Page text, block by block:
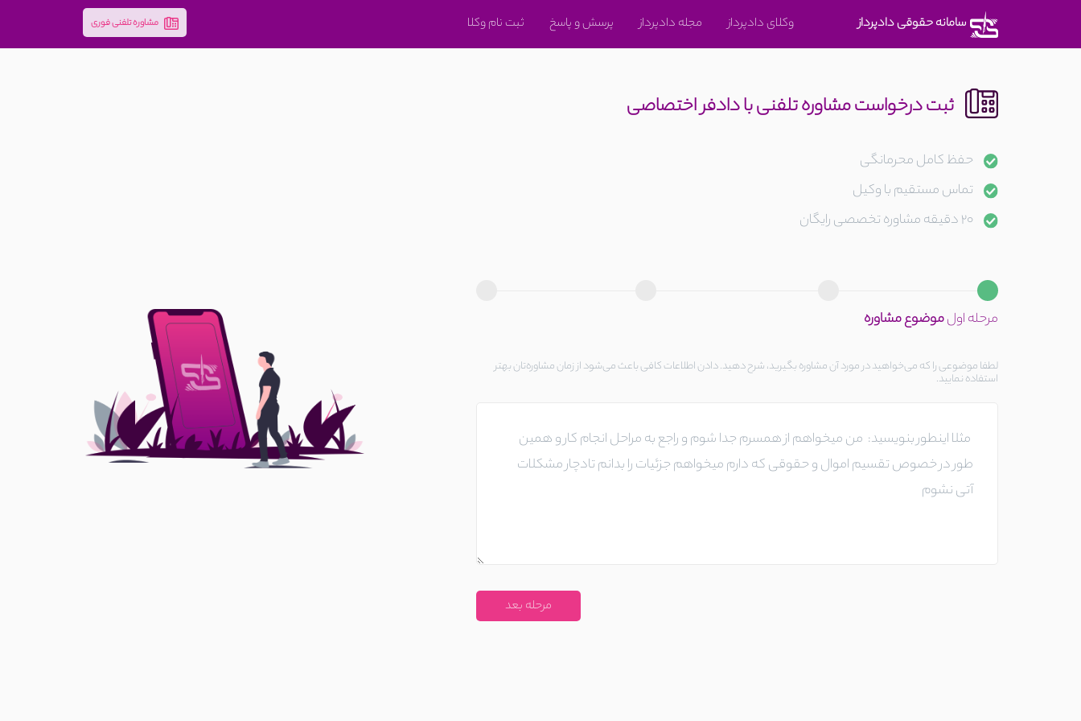
سامانه حقوقی دادپرداز وکلای دادپرداز مجله دادپرداز پرسش و پاسخ ثبت نام وکلا مشاوره تلفنی فوری
ثبت درخواست مشاوره تلفنی با دادفر اختصاصی
حفظ کامل محرمانگی
تماس مستقیم با وکیل
مرحله اولموضوع مشاوره
لطفا موضوعی را که می‌خواهید در مورد آن مشاوره بگیرید، شرح دهید. دادن اطلاعات کافی باعث می‌شود از زمان مشاوره‌تان بهتر
استفاده نمایید.
مرحله بعد